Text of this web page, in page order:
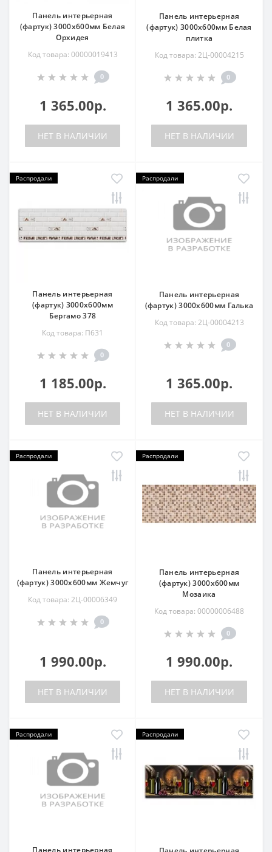
Панель интерьерная
(фартук) 3000х600мм Белая
Орхидея
Код товара: 00000019413
0
1 365.00р.
НЕТ В НАЛИЧИИ
Панель интерьерная
(фартук) 3000х600мм Белая
плитка
Код товара: 2Ц-00004215
0
1 365.00р.
НЕТ В НАЛИЧИИ
Распродали
Панель интерьерная
(фартук) 3000х600мм
Бергамо 378
Код товара: П631
0
1 185.00р.
НЕТ В НАЛИЧИИ
Распродали
Панель интерьерная
(фартук) 3000х600мм Галька
Код товара: 2Ц-00004213
0
1 365.00р.
НЕТ В НАЛИЧИИ
Распродали
Панель интерьерная
(фартук) 3000х600мм Жемчуг
Код товара: 2Ц-00006349
0
1 990.00р.
НЕТ В НАЛИЧИИ
Распродали
Панель интерьерная
(фартук) 3000х600мм
Мозаика
Код товара: 00000006488
0
1 990.00р.
НЕТ В НАЛИЧИИ
Распродали
Панель интерьерная
Распродали